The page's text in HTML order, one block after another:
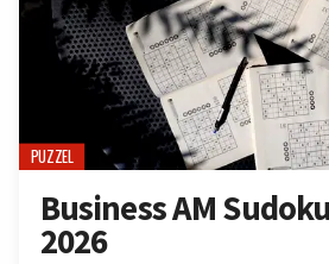
PUZZEL
Business AM
2026